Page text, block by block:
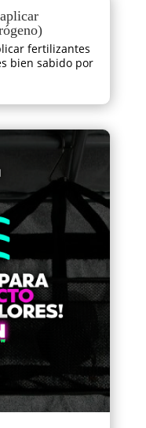
fertilizantes
bien sabido por